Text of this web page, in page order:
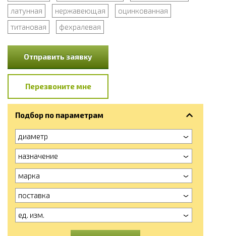
латунная
нержавеющая
оцинкованная
титановая
фехралевая
Отправить заявку
Перезвоните мне
Подбор по параметрам
диаметр
назначение
марка
поставка
ед. изм.